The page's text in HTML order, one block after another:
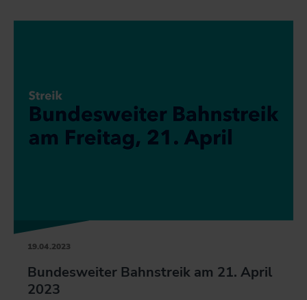
19.04.2023
Bundesweiter Bahnstreik am 21. April
2023